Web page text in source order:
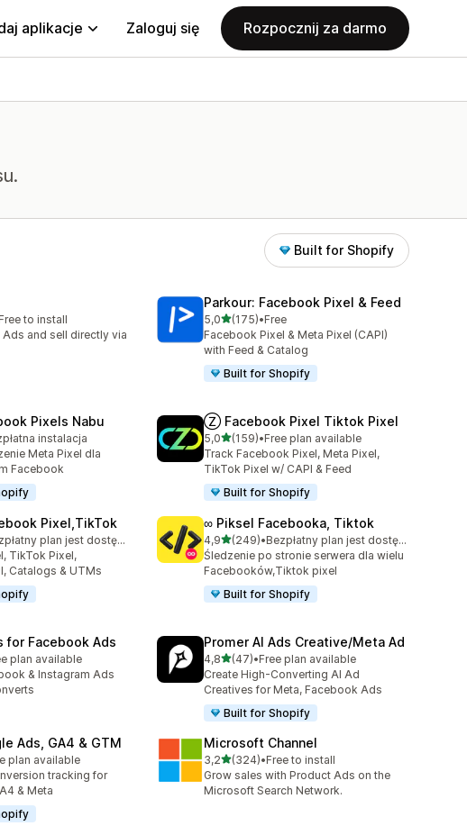
aplikacje Zaloguj się Rozpocznij za darmo
Built for Shopify
15316
to install
and sell directly via
Parkour: Facebook Pixel & Feed
5,0na 5 gwiazdek
(175)
Łączna liczba recenzji: 175
•Free
Facebook Pixel & Meta Pixel (CAPI)
with Feed & Catalog
Built for Shopify
Pixels Nabu
104
instalacja
Meta Pixel dla
Facebook
Ⓩ Facebook Pixel Tiktok Pixel
5,0na 5 gwiazdek
(159)
Łączna liczba recenzji: 159
•Free plan available
Track Facebook Pixel, Meta Pixel,
TikTok Pixel w/ CAPI & Feed
Built for Shopify
Pixel,TikTok
352
Bezpłatny plan jest dostępny
TikTok Pixel,
Catalogs & UTMs
∞ Piksel Facebooka, Tiktok
4,9na 5 gwiazdek
(249)
Łączna liczba recenzji: 249
•
Bezpłatny plan jest dostępny
Śledzenie po stronie serwera dla wielu
Facebooków,Tiktok pixel
Built for Shopify
for Facebook Ads
298
plan available
& Instagram Ads
Promer AI Ads Creative/Meta Ad
4,8na 5 gwiazdek
(47)
Łączna liczba recenzji: 47
•Free plan available
Create High-Converting AI Ad
Creatives for Meta, Facebook Ads
Built for Shopify
Ads, GA4 & GTM
136
plan available
tracking for
& Meta
Microsoft Channel
3,2na 5 gwiazdek
(324)
Łączna liczba recenzji: 324
•Free to install
Grow sales with Product Ads on the
Microsoft Search Network.